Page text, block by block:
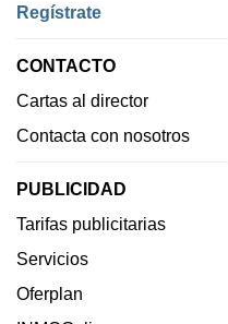
Regístrate
CONTACTO
Cartas al director
Contacta con nosotros
PUBLICIDAD
Tarifas publicitarias
Servicios
Oferplan